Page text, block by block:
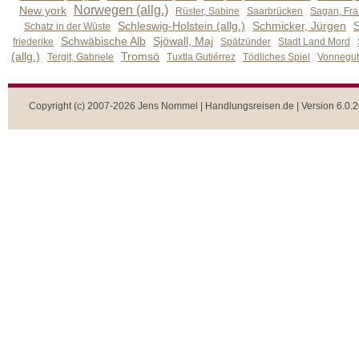
New york
Norwegen (allg.) Rüster, Sabine Saarbrücken
Sagan,
Schatz in der Wüste
Schleswig-Holstein (allg.) Schmicker, Jürgen
friederike Schwäbische Alb Sjöwall, Maj Spätzünder Stadt Land Mord
(allg.) Tergit, Gabriele Tromsö Tuxtla Gutiérrez Tödliches Spiel
Copyright (c) 2007-2026 Jens Nommel | Handlungsreisen.de | Version